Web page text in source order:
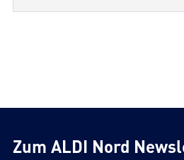
Zum ALDI Nord